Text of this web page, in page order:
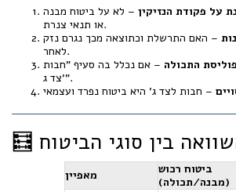
על פקודת הנזיקין – לא על ביטוח מבנה
או תנאי צנרת.
– האם התרשלת וכתוצאה מכך נגרם נזק
לאחר.
התכולה – אם נכלל בה סעיף "חבות
צד ג’".
השוואה בין סוגי הביטוח
מאפיין
ביטוח רכוש
(מבנה/תכולה)